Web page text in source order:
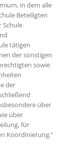
in dem alle
Beteiligten
Schule
tätigen
der sonstigen
sowie
der
über
über
für
Koordinierung.“